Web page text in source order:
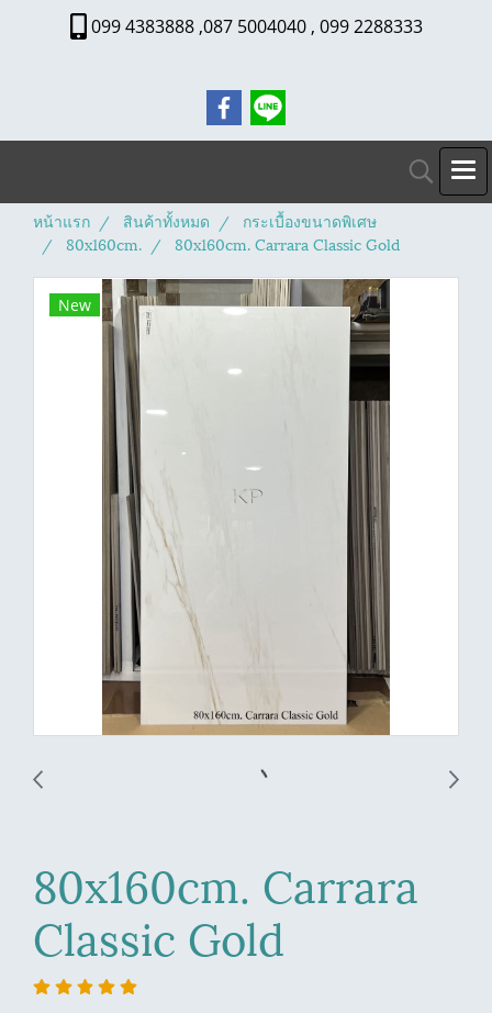
099 4383888 ,087 5004040 , 099 2288333
หน้าแรก สินค้าทั้งหมด
กระเบื้องขนาดพิเศษ
80x160cm.
80x160cm. Carrara Classic Gold
New
80x160cm. Carrara
Classic Gold